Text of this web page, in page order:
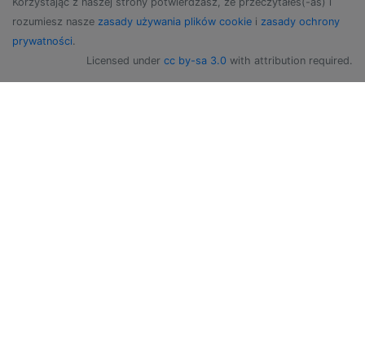
rozumiesz nasze zasady używania plików cookie i zasady ochrony
prywatności.
Licensed under cc by-sa 3.0 with attribution required.